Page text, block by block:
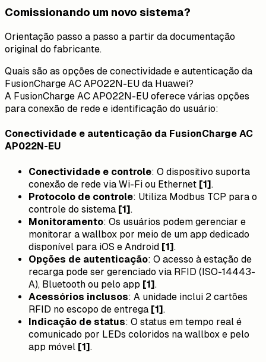
Comissionando um novo sistema?
Orientação passo a passo a partir da documentação
original do fabricante.
Quais são as opções de conectividade e autenticação da
FusionCharge AC AP022N-EU da Huawei?
A FusionCharge AC AP022N-EU oferece várias opções
para conexão de rede e identificação do usuário:
Conectividade e autenticação da FusionCharge AC
AP022N-EU
Conectividade e controle: O dispositivo suporta
conexão de rede via Wi-Fi ou Ethernet [1].
Protocolo de controle: Utiliza Modbus TCP para o
controle do sistema [1].
Monitoramento: Os usuários podem gerenciar e
monitorar a wallbox por meio de um app dedicado
disponível para iOS e Android [1].
Opções de autenticação: O acesso à estação de
recarga pode ser gerenciado via RFID (ISO-14443-
A), Bluetooth ou pelo app [1].
Acessórios inclusos: A unidade inclui 2 cartões
RFID no escopo de entrega [1].
Indicação de status: O status em tempo real é
comunicado por LEDs coloridos na wallbox e pelo
app móvel [1].